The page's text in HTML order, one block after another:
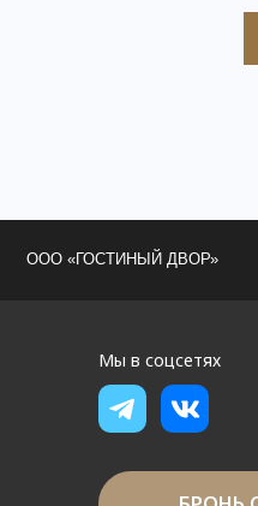
Мы в соцсетях